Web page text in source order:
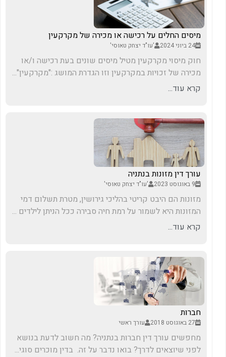
מיסים החלים על רכישה או מכירה של מקרקעין
24 ביוני 2024 'עו"ד יצחק טאוסי'
חוק מיסוי מקרקעין מטיל מיסים שונים בעת רכישה ו/או
מכירה של זכויות במקרקעין וזו הגדרת המושג :"מקרקעין"...
קרא עוד...
עורך דין מזונות בנתניה
9 באוגוסט 2023 'עו"ד יצחק טאוסי'
מזונות הם היבט קריטי בהליכי גירושין, מטרת תשלום דמי
המזונות היא לשמור על רמת חיה סבירה ככל הניתן לילדים ...
קרא עוד...
חברות
27 באוגוסט 2018 עורך ראשי
מחפשים עורך דין חברות בנתניה? מה חשוב לדעת בנושא
לפני שיוצאים לדרך? בואו נדבר על זה. בדין מוכרים סוגי...